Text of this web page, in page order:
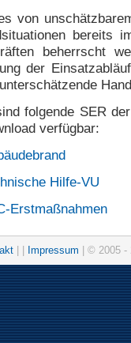
von
bereits
beherrscht
der
folgende SER
verfügbar:
Hilfe-VU
Erstmaßnahmen
Impressum | © 2005 -